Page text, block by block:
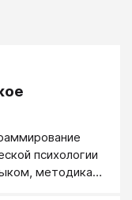
психологии
методиками